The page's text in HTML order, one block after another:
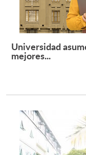
Universidad
mejores...